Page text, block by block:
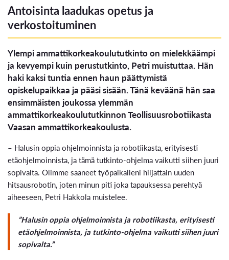
Antoisinta laadukas opetus ja
verkostoituminen
Ylempi ammattikorkeakoulututkinto on mielekkäämpi
ja kevyempi kuin perustutkinto, Petri muistuttaa. Hän
haki kaksi tuntia ennen haun päättymistä
opiskelupaikkaa ja pääsi sisään. Tänä keväänä hän saa
ensimmäisten joukossa ylemmän
ammattikorkeakoulututkinnon Teollisuusrobotiikasta
Vaasan ammattikorkeakoulusta.
– ­Halusin oppia ohjelmoinnista ja robotiikasta, erityisesti
etäohjelmoinnista, ja tämä tutkinto-ohjelma vaikutti siihen juuri
sopivalta. Olimme saaneet työpaikalleni hiljattain uuden
hitsausrobotin, joten minun piti joka tapauksessa perehtyä
aiheeseen, Petri Hakkola muistelee.
”Halusin oppia ohjelmoinnista ja robotiikasta, erityisesti
etäohjelmoinnista, ja tutkinto-ohjelma vaikutti siihen juuri
sopivalta.”